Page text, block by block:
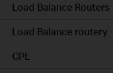
Load Balance Routers
Load Balance routery
CPE